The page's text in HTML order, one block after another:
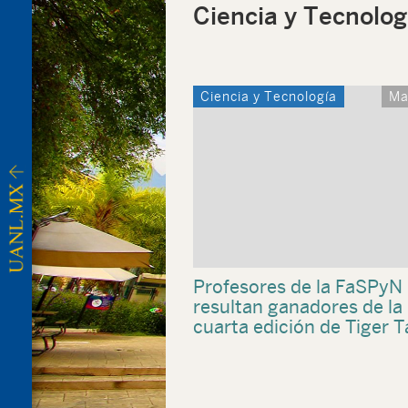
Ciencia y
Ciencia y Tecnología
Profesores de la FaSPyN
resultan ganadores de la
cuarta edición de Tiger